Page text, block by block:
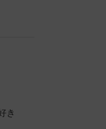
き